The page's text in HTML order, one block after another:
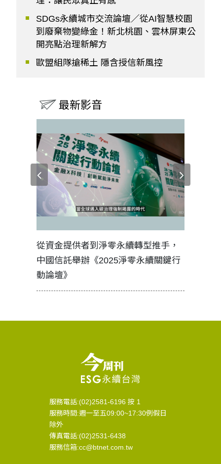
SDGs永續城市交流論壇／從AI智慧校園
到廢棄物變綠金！新北桃園、雲林屏東公
開亮點治理新解方
歐盟組隊搶稀土 隱含授信新風控
最新影音
從資金提供者到淨零永續轉型推手，
中國信託舉辦《2025淨零永續關鍵行
動論壇》
服務電話:(02)2581-6196 按 1
服務時間:週一至五09:00~17:30例假日
除外
傳真電話:(02)2531-6438
服務信箱:cc@btnet.com.tw